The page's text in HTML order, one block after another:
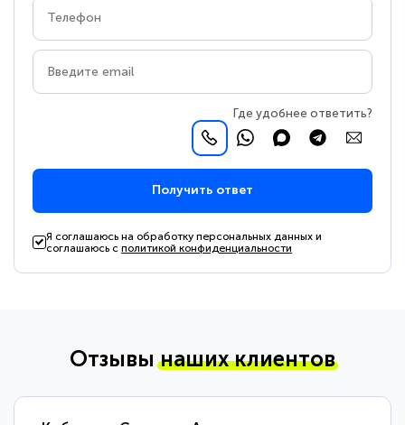
Где удобнее ответить?
Получить ответ
Я соглашаюсь на обработку персональных данных и
соглашаюсь сполитикой конфиденциальности
Отзывынаших клиентов